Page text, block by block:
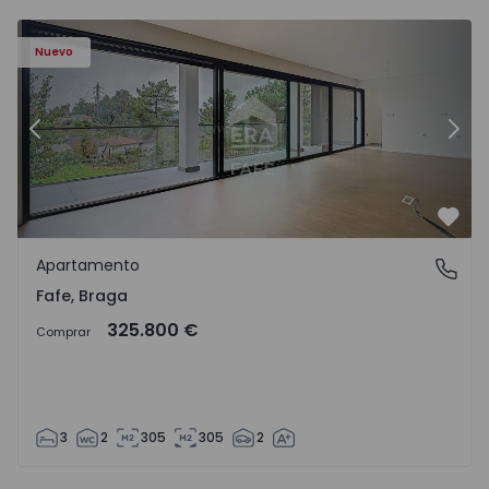
Nuevo
Anterior
Fafe, Braga
Apartamento
Fafe, Braga
Comprar 325.800 €
3 2 305 305 2